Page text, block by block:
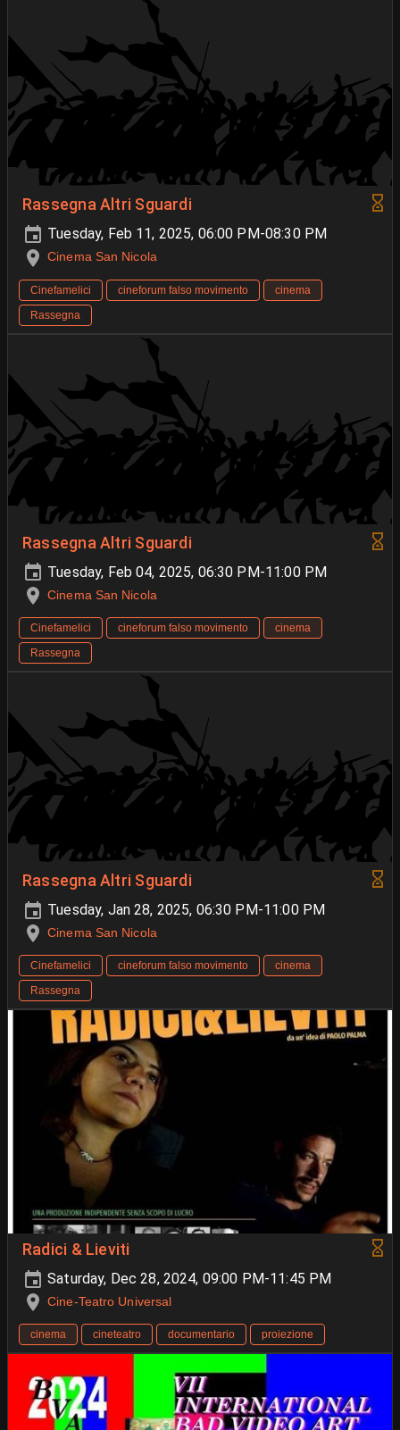
Rassegna Altri Sguardi
Tuesday, Feb 11, 2025, 06:00 PM-08:30 PM
Cinema San Nicola
Cinefamelici cineforum falso movimento
cinema
Rassegna
Rassegna Altri Sguardi
Tuesday, Feb 04, 2025, 06:30 PM-11:00 PM
Cinema San Nicola
Cinefamelici cineforum falso movimento
cinema
Rassegna
Rassegna Altri Sguardi
Tuesday, Jan 28, 2025, 06:30 PM-11:00 PM
Cinema San Nicola
Cinefamelici cineforum falso movimento
cinema
Rassegna
Radici & Lieviti
Saturday, Dec 28, 2024, 09:00 PM-11:45 PM
Cine-Teatro Universal
cinema cineteatro documentario proiezione